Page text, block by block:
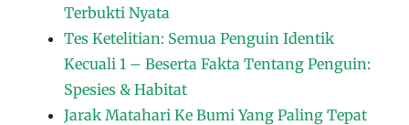
Terbukti Nyata
Tes Ketelitian: Semua Penguin Identik
Kecuali 1 – Beserta Fakta Tentang Penguin:
Spesies & Habitat
Jarak Matahari Ke Bumi Yang Paling Tepat